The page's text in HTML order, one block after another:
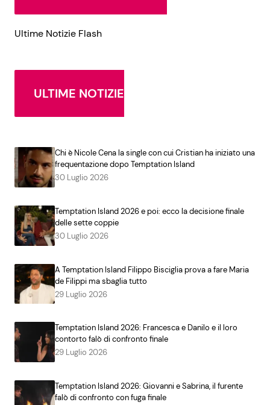
Ultime Notizie Flash
ULTIME NOTIZIE
Chi è Nicole Cena la single con cui Cristian ha iniziato una
frequentazione dopo Temptation Island
30 Luglio 2026
Temptation Island 2026 e poi: ecco la decisione finale
delle sette coppie
30 Luglio 2026
A Temptation Island Filippo Bisciglia prova a fare Maria
de Filippi ma sbaglia tutto
29 Luglio 2026
Temptation Island 2026: Francesca e Danilo e il loro
contorto falò di confronto finale
29 Luglio 2026
Temptation Island 2026: Giovanni e Sabrina, il furente
falò di confronto con fuga finale